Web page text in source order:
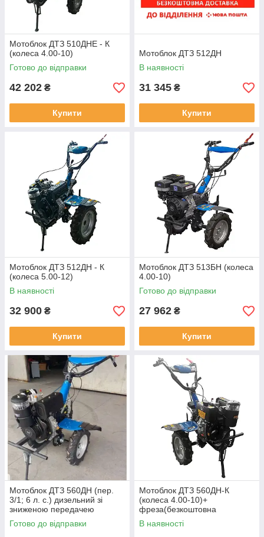
Мотоблок ДТЗ 510ДНЕ - К
(колеса 4.00-10)
Готово до відправки
42 202 ₴
Купити
Мотоблок ДТЗ 512ДН
В наявності
31 345 ₴
Купити
Мотоблок ДТЗ 512ДН - К
(колеса 5.00-12)
В наявності
32 900 ₴
Купити
Мотоблок ДТЗ 513БН (колеса
4.00-10)
Готово до відправки
27 962 ₴
Купити
Мотоблок ДТЗ 560ДН (пер.
3/1; 6 л. с.) дизельний зі
зниженою передачею
Готово до відправки
Мотоблок ДТЗ 560ДН-К
(колеса 4.00-10)+
фреза(безкоштовна
доставка))
В наявності